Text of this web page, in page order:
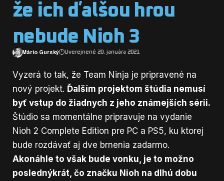
že ich ďalšou hrou
nebude Nioh 3
Mário Gurský Uverejnené 20. januára 2021
Vyzerá to tak, že Team Ninja je pripravené na
nový projekt. Ďalším projektom štúdia nemusí
byť vstup do žiadnych z jeho známejších sérii.
Štúdio sa momentálne pripravuje na vydanie
Nioh 2 Complete Edition pre PC a PS5, ku ktorej
bude rozdávať aj dve brnenia zadarmo.
Akonáhle to však bude vonku, je to možno
poslednýkrát, čo značku Nioh na dlhú dobu